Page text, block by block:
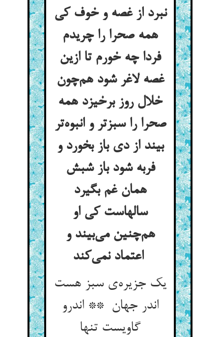
نبرد از غصه و خوف کی
همه صحرا را چریدم
فردا چه خورم تا ازین
غصه لاغر شود هم‌چون
خلال روز برخیزد همه
صحرا را سبزتر و انبوه‌تر
بیند از دی باز بخورد و
فربه شود باز شبش
همان غم بگیرد
سالهاست کی او
هم‌چنین می‌بیند و
اعتماد نمی‌کند
یک جزیره‌ی سبز هست
اندر جهان ** اندرو
گاویست تنها